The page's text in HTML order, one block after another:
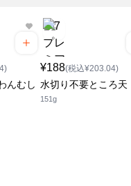
んむし
¥188(税込¥203.04)
水切り不要ところ天
151g